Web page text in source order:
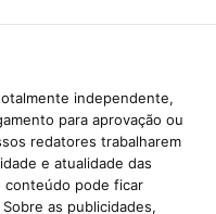
independente,
para aprovação ou
redatores trabalharem
e atualidade das
conteúdo pode ficar
as publicidades,